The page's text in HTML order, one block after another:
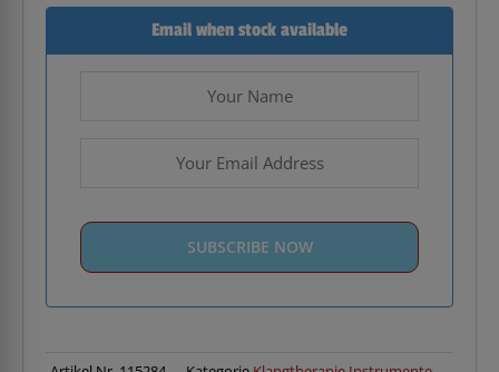
Email when stock available